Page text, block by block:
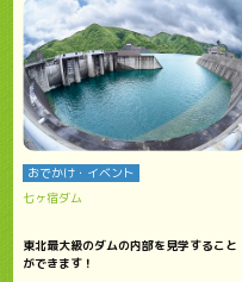
おでかけ・イベント
七ヶ宿ダム
東北最大級のダムの内部を見学すること
ができます！